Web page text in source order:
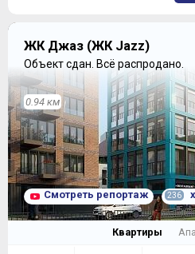
ЖК Джаз (ЖК Jazz)
Объект сдан. Всё распродано.
0.94 км
Смотреть репортаж 236
Квартиры